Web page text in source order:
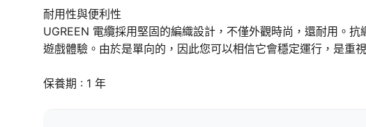
耐用性與便利性
UGREEN 電纜採用堅固的編織設計，不僅外觀時尚，還耐用。
遊戲體驗。由於是單向的，因此您可以相信它會穩定運行，是重
保養期 : 1 年